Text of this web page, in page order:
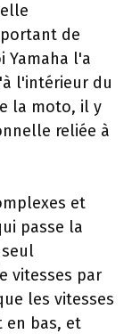
de
Yamaha l'a
l'intérieur du
la moto, il y
reliée à
et
passe la
vitesses par
les vitesses
bas, et